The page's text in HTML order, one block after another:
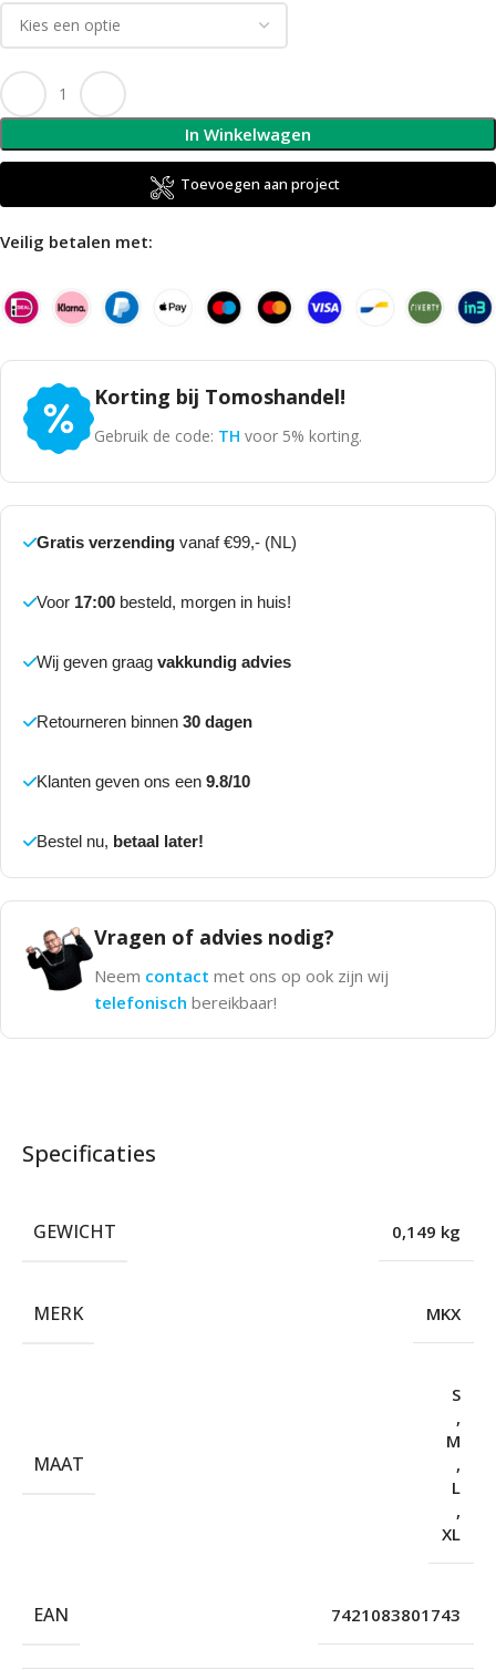
In Winkelwagen
Toevoegen aan project
Veilig betalen met:
Korting bij Tomoshandel!
Gebruik de code: TH voor 5% korting.
Gratis verzending vanaf €99,- (NL)
Voor 17:00 besteld, morgen in huis!
Wij geven graag vakkundig advies
Retourneren binnen 30 dagen
Klanten geven ons een 9.8/10
Bestel nu, betaal later!
Vragen of advies nodig?
Neem contact met ons op ook zijn wij
telefonisch bereikbaar!
Specificaties
GEWICHT 0,149 kg
MERK MKX
MAAT
S
,
M
,
L
,
XL
EAN 7421083801743